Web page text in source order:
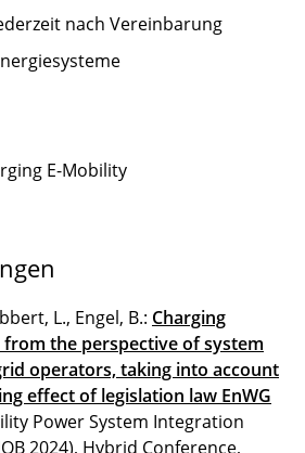
nach Vereinbarung
E-Mobility
L., Engel, B.: Charging
from the perspective of system
operators, taking into account
effect of legislation law EnWG
Power System Integration
2024), Hybrid Conference,